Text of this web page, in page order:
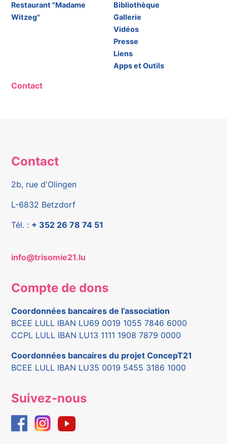
Restaurant "Madame
Witzeg"
Bibliothèque
Gallerie
Vidéos
Presse
Liens
Apps et Outils
Contact
Contact
2b, rue d'Olingen
L-6832 Betzdorf
Tél. : + 352 26 78 74 51
info@trisomie21.lu
Compte de dons
Coordonnées bancaires de l’association
BCEE LULL IBAN LU69 0019 1055 7846 6000
CCPL LULL IBAN LU13 1111 1908 7879 0000
Coordonnées bancaires du projet ConcepT21
BCEE LULL IBAN LU35 0019 5455 3186 1000
Suivez-nous